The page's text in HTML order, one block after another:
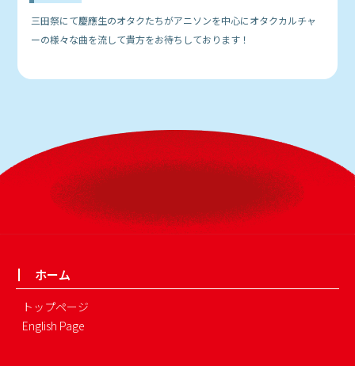
三田祭にて慶應生のオタクたちがアニソンを中心にオタクカルチャ
ーの様々な曲を流して貴方をお待ちしております！
ホーム
トップページ
English Page